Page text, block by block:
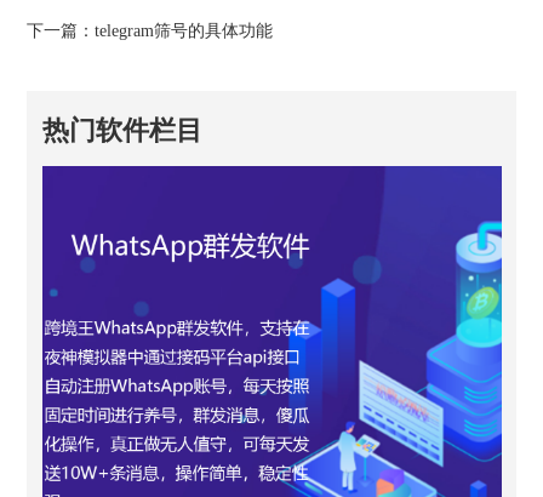
下一篇：telegram筛号的具体功能
热门软件栏目